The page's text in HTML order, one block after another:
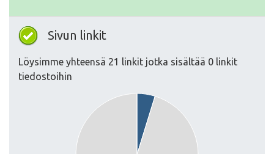
Sivun linkit
Löysimme yhteensä 21 linkit jotka sisältää 0 linkit
tiedostoihin